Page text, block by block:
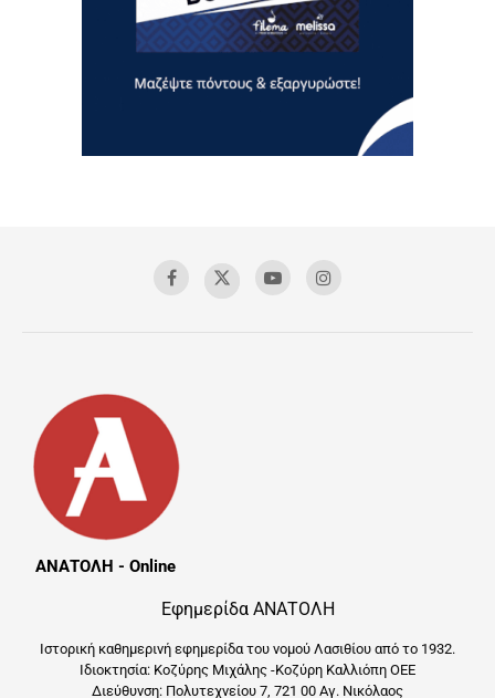
ΑΝΑΤΟΛΗ - Online
Εφημερίδα ΑΝΑΤΟΛΗ
Ιστορική καθημερινή εφημερίδα του νομού Λασιθίου από το 1932.
Ιδιοκτησία: Κοζύρης Μιχάλης -Κοζύρη Καλλιόπη ΟΕΕ
Διεύθυνση: Πολυτεχνείου 7, 721 00 Αγ. Νικόλαος